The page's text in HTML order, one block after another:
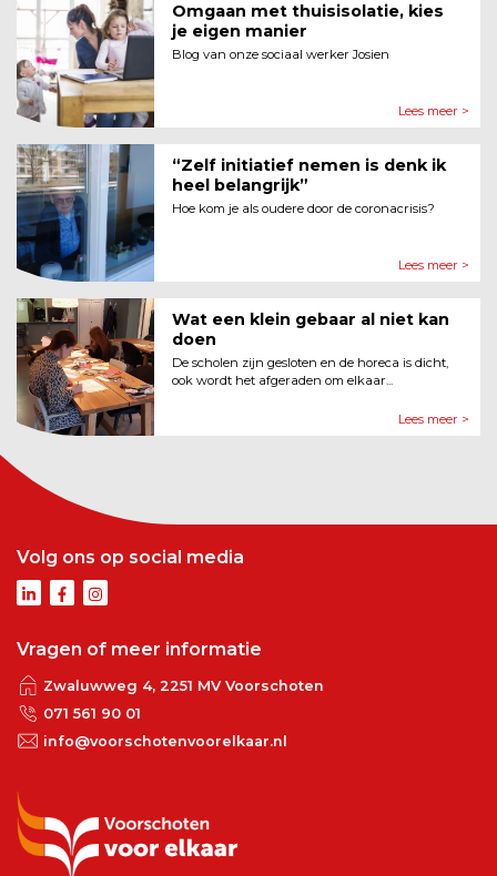
Omgaan met thuisisolatie, kies
je eigen manier
Blog van onze sociaal werker Josien
Lees meer >
“Zelf initiatief nemen is denk ik
heel belangrijk”
Hoe kom je als oudere door de coronacrisis?
Lees meer >
Wat een klein gebaar al niet kan
doen
De scholen zijn gesloten en de horeca is dicht,
ook wordt het afgeraden om elkaar...
Lees meer >
Volg ons op social media
Vragen of meer informatie
Zwaluwweg 4, 2251 MV Voorschoten
071 561 90 01
info@voorschotenvoorelkaar.nl